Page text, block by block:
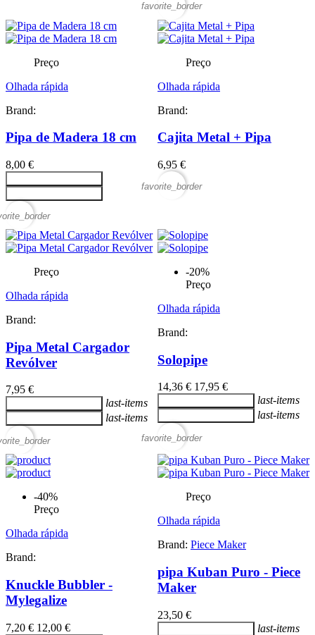
favorite_border
Preço
Olhada rápida
Brand:
Pipa de Madera 18 cm
8,00 €
Preço
Olhada rápida
Brand:
Cajita Metal + Pipa
6,95 €
favorite_border
Preço
Olhada rápida
Brand:
Pipa Metal Cargador
Revólver
7,95 €
last-items
last-items
-20%
Preço
Olhada rápida
Brand:
Solopipe
14,36 € 17,95 €
last-items
last-items
favorite_border
-40%
Preço
Olhada rápida
Brand:
Knuckle Bubbler -
Mylegalize
7,20 € 12,00 €
Preço
Olhada rápida
Brand: Piece Maker
pipa Kuban Puro - Piece
Maker
23,50 €
last-items